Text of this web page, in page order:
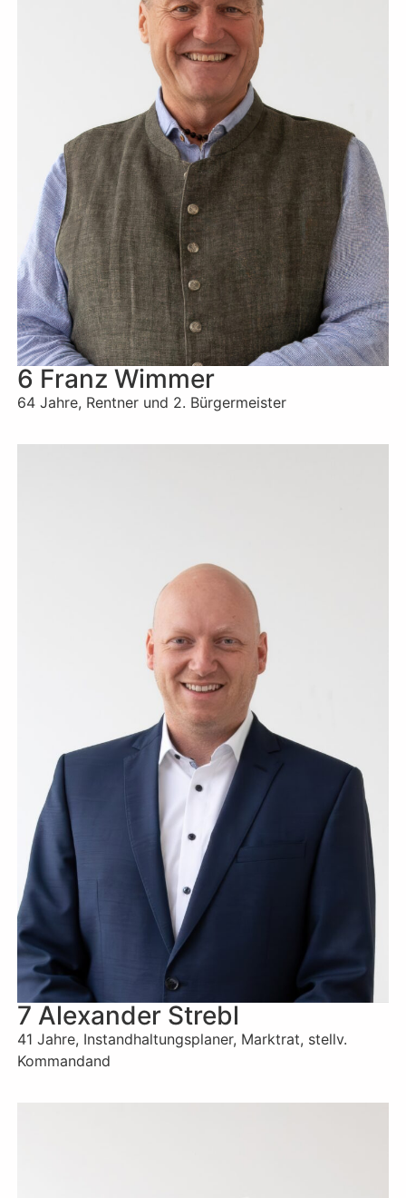
6 Franz Wimmer
64 Jahre, Rentner und 2. Bürgermeister
7 Alexander Strebl
41 Jahre, Instandhaltungsplaner, Marktrat, stellv.
Kommandand